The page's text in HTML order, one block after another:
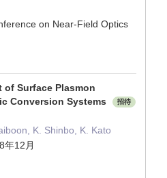
on Near-Field Optics
Surface Plasmon
Conversion Systems
招待
K. Shinbo, K. Kato
年12月